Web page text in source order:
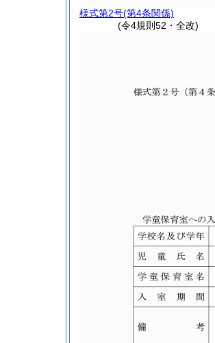
様式第2号(第4条関係)
(令4規則52・全改)